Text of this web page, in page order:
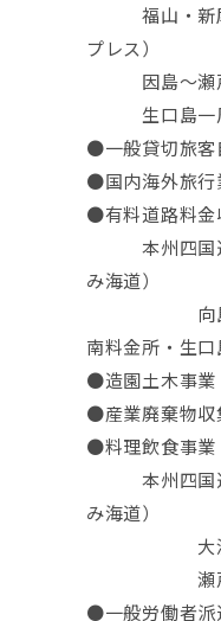
福山・新尾
プレス）
因島～瀬
生口島一
●一般貸切旅客
●国内海外旅行
●有料道路料金
本州四国連
み海道）
向島料金
南料金所・生
●造園土木事業
●産業廃棄物収
●料理飲食事業
本州四国連
み海道）
大浜Ｐ
瀬戸田
●一般労働者派